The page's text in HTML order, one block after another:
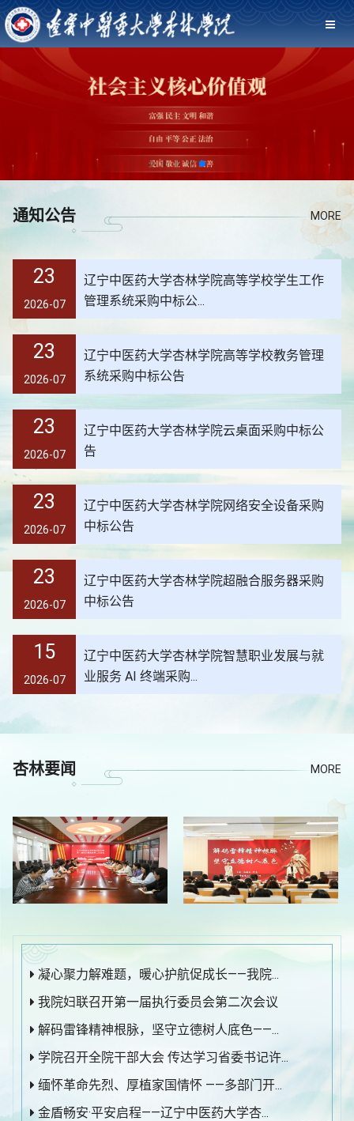
通知公告 MORE
23
2026-07
辽宁中医药大学杏林学院高等学校学生工作
管理系统采购中标公...
23
2026-07
辽宁中医药大学杏林学院高等学校教务管理
系统采购中标公告
23
2026-07
辽宁中医药大学杏林学院云桌面采购中标公
告
23
2026-07
辽宁中医药大学杏林学院网络安全设备采购
中标公告
23
2026-07
辽宁中医药大学杏林学院超融合服务器采购
中标公告
15
2026-07
辽宁中医药大学杏林学院智慧职业发展与就
业服务 AI 终端采购...
杏林要闻 MORE
凝心聚力解难题，暖心护航促成长——我院...
我院妇联召开第一届执行委员会第二次会议
解码雷锋精神根脉，坚守立德树人底色——...
学院召开全院干部大会 传达学习省委书记许...
缅怀革命先烈、厚植家国情怀 ——多部门开...
金盾畅安·平安启程——辽宁中医药大学杏...